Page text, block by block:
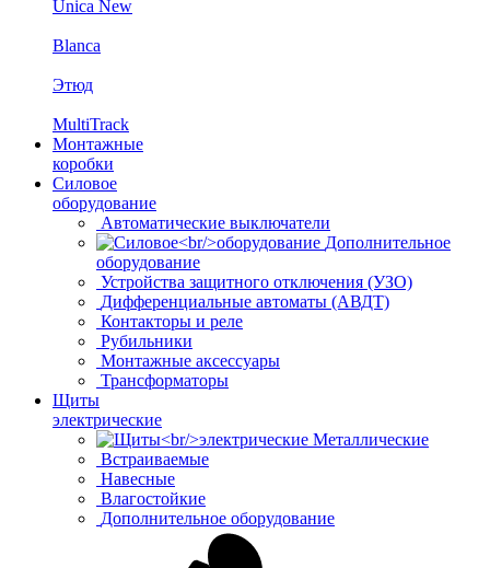
Unica New
Blanca
Этюд
MultiTrack
Монтажные
коробки
Силовое
оборудование
Автоматические выключатели
Дополнительное
оборудование
Устройства защитного отключения (УЗО)
Дифференциальные автоматы (АВДТ)
Контакторы и реле
Рубильники
Монтажные аксессуары
Трансформаторы
Щиты
электрические
Металлические
Встраиваемые
Навесные
Влагостойкие
Дополнительное оборудование